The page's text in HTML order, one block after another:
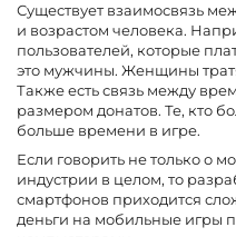
Существует взаимосвязь
и возрастом человека.
пользователей, которые
это мужчины. Женщины
Также есть связь между
размером донатов. Те, кто
больше времени в игре.
Если говорить не только о
индустрии в целом, то
смартфонов приходится
деньги на мобильные игры